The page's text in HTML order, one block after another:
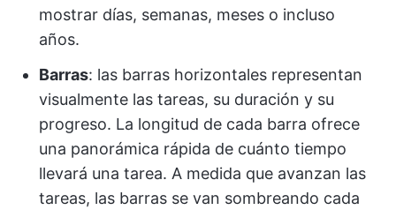
mostrar días, semanas, meses o incluso
años.
Barras: las barras horizontales representan
visualmente las tareas, su duración y su
progreso. La longitud de cada barra ofrece
una panorámica rápida de cuánto tiempo
llevará una tarea. A medida que avanzan las
tareas, las barras se van sombreando cada